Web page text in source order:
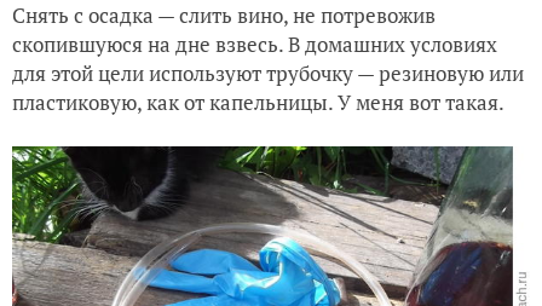
Снять с осадка — слить вино, не потревожив
скопившуюся на дне взвесь. В домашних условиях
для этой цели используют трубочку — резиновую или
пластиковую, как от капельницы. У меня вот такая.